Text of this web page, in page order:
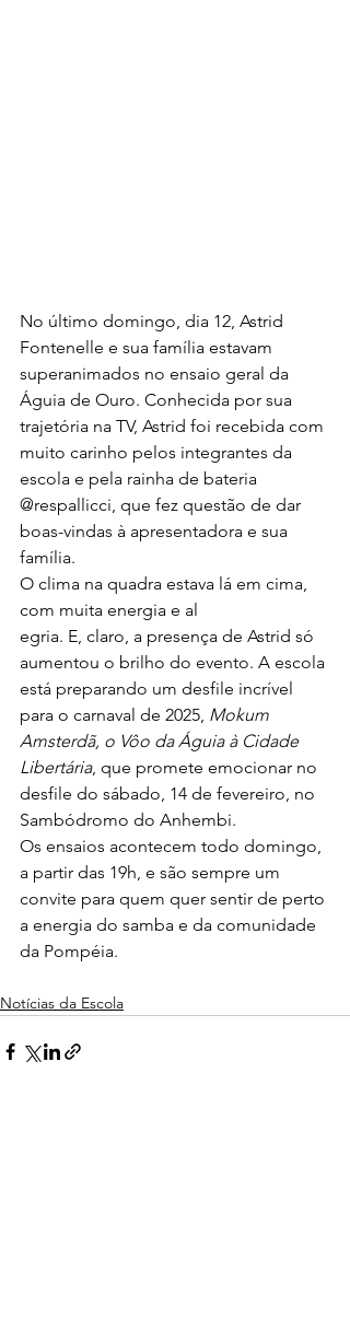
No último domingo, dia 12, Astrid
Fontenelle e sua família estavam
superanimados no ensaio geral da
Águia de Ouro. Conhecida por sua
trajetória na TV, Astrid foi recebida com
muito carinho pelos integrantes da
escola e pela rainha de bateria
@respallicci, que fez questão de dar
boas-vindas à apresentadora e sua
família.
O clima na quadra estava lá em cima,
com muita energia e al
egria. E, claro, a presença de Astrid só
aumentou o brilho do evento. A escola
está preparando um desfile incrível
para o carnaval de 2025, Mokum
Amsterdã, o Vôo da Águia à Cidade
Libertária, que promete emocionar no
desfile do sábado, 14 de fevereiro, no
Sambódromo do Anhembi.
Os ensaios acontecem todo domingo,
a partir das 19h, e são sempre um
convite para quem quer sentir de perto
a energia do samba e da comunidade
da Pompéia.
Notícias da Escola